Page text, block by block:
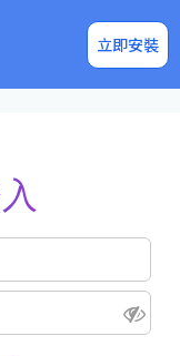
立即安裝
企業求才